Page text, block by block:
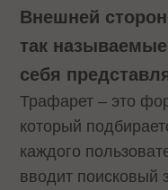
Внешней
так
себя
Трафарет – это
который
каждого
вводит поисковый